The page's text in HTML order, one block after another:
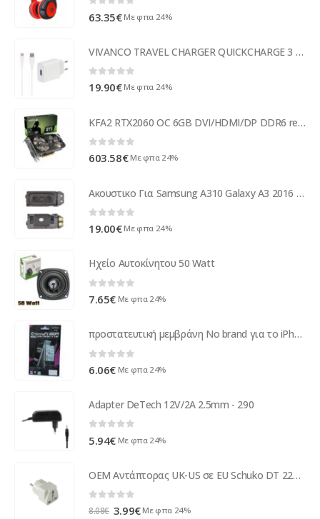
63.35€ Με φπα 24%
VIVANCO TRAVEL CHARGER QUICKCHARGE 3 18W + DATA TYPE C white
0 out of 5
19.90€ Με φπα 24%
KFA2 RTX2060 OC 6GB DVI/HDMI/DP DDR6 retail 26NRL7HPX7OK
0out of 5
603.58€ Με φπα 24%
Ακουστικο Για Samsung A310 Galaxy A3 2016 OR
0 out of 5
19.00€ Με φπα 24%
Ηχείο Αυτοκίνητου 50 Watt
0out of 5
7.65€ Με φπα 24%
προστατευτική μεμβράνη No brand για το iPhone 6 / 6δ, διαφανές, ματ - 52045
6.06€ Με φπα 24%
Adapter DeTech 12V/2A 2.5mm - 290
5.94€ Με φπα 24%
ΟΕΜ Αντάπτορας UK-US σε EU Schuko DT 220V, Universal, Λευκό – 17108
0 out of 5
8.08€ Original
3.99€ΗΜε φπα 24%